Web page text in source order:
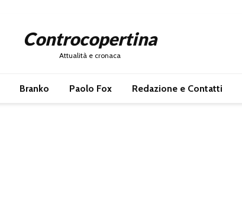
Controcopertina
Attualità e cronaca
Branko Paolo Fox Redazione e Contatti